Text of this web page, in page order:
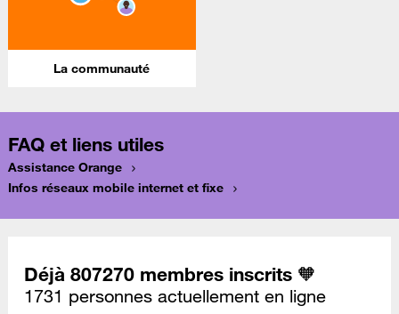
La communauté
FAQ et liens utiles
Assistance Orange
Infos réseaux mobile internet et fixe
Déjà 807270 membres inscrits 🧡
1731 personnes actuellement en ligne